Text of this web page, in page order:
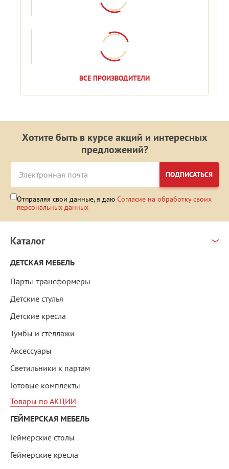
ВСЕ ПРОИЗВОДИТЕЛИ
Хотите быть в курсе акций и интересных
предложений?
ПОДПИСАТЬСЯ
Отправляя свои данные, я даю Согласие на обработку своих
персональных данных
Каталог
ДЕТСКАЯ МЕБЕЛЬ
Парты-трансформеры
Детские стулья
Детские кресла
Тумбы и стеллажи
Аксессуары
Светильники к партам
Готовые комплекты
Товары по АКЦИИ
ГЕЙМЕРСКАЯ МЕБЕЛЬ
Геймерские столы
Геймерские кресла